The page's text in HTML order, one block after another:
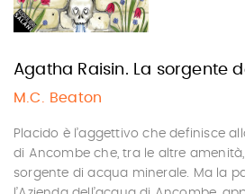
Agatha Raisin. La sorgente
M.C. Beaton
Placido è l’aggettivo che definisce
di Ancombe che, tra le altre
sorgente di acqua minerale. Ma la